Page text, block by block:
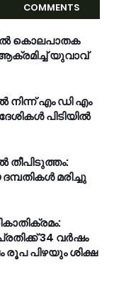
COMMENTS
കൊലപാതക
യുവാവ്
നിന്ന് എം ഡി എം
പിടിയിൽ
തീപിടുത്തം:
മരിച്ചു
34 വര്‍ഷം
രൂപ പിഴയും ശിക്ഷ